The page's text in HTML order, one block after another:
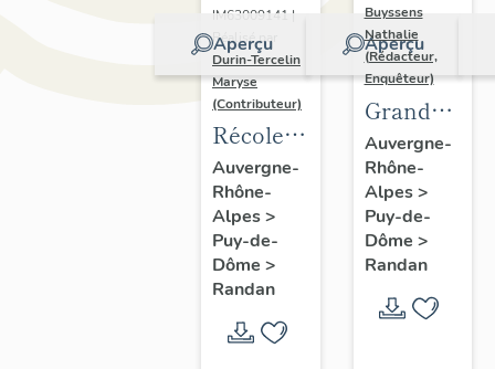
Aperçu
IM63009141 |
Réalisé par
Durin-Tercelin
Maryse
(Contributeur)
Récolement-
inventaire
du fonds
mobilier
du
domaine
royal de
Randan
Auvergne-
Rhône-
Alpes>
Puy-de-
Dôme >
Randan
Aperçu
Buyssens
Nathalie
(Rédacteur,
Enquêteur)
Grand
potager
Auvergne-
Rhône-
Alpes>
Puy-de-
Dôme >
Randan